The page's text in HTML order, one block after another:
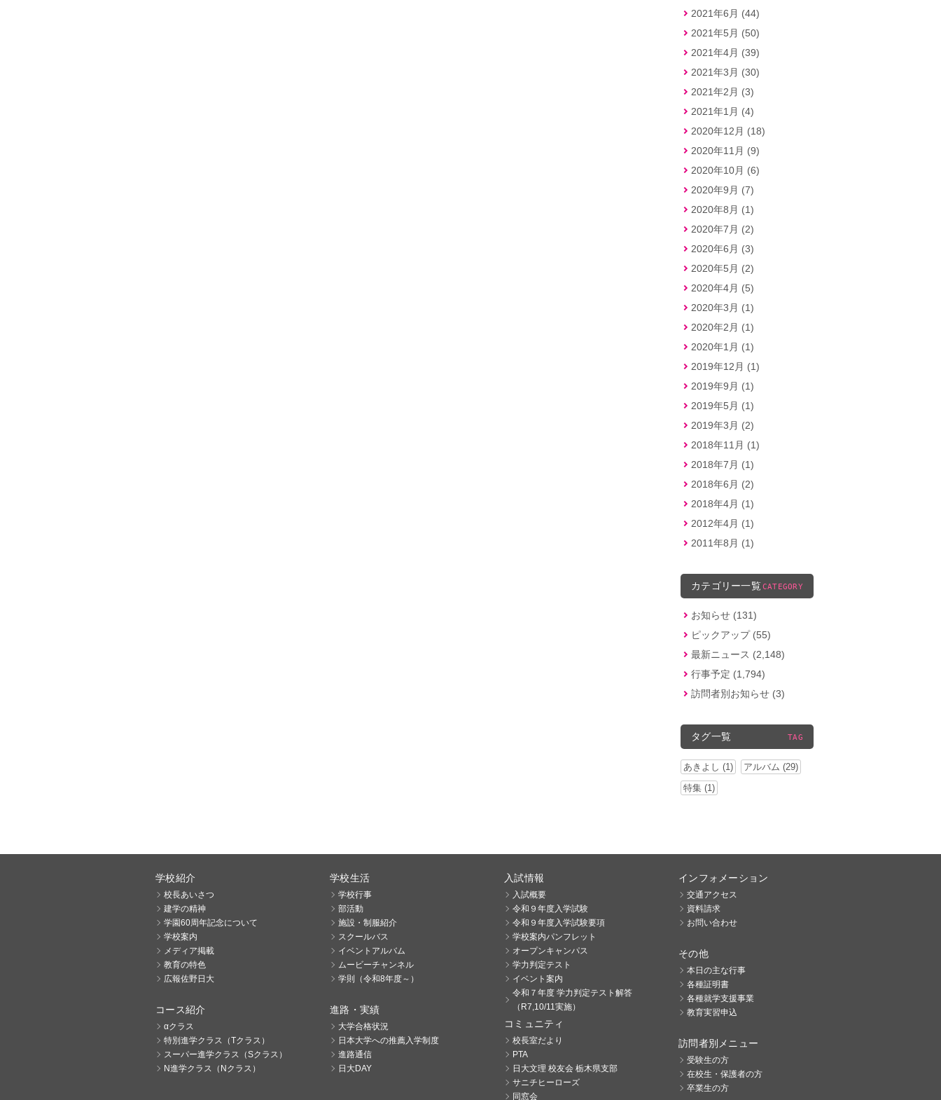
2021年6月 (44)
2021年5月 (50)
2021年4月 (39)
2021年3月 (30)
2021年2月 (3)
2021年1月 (4)
2020年12月 (18)
2020年11月 (9)
2020年10月 (6)
2020年9月 (7)
2020年8月 (1)
2020年7月 (2)
2020年6月 (3)
2020年5月 (2)
2020年4月 (5)
2020年3月 (1)
2020年2月 (1)
2020年1月 (1)
2019年12月 (1)
2019年9月 (1)
2019年5月 (1)
2019年3月 (2)
2018年11月 (1)
2018年7月 (1)
2018年6月 (2)
2018年4月 (1)
2012年4月 (1)
2011年8月 (1)
カテゴリー一覧 CATEGORY
お知らせ (131)
ピックアップ (55)
最新ニュース (2,148)
行事予定 (1,794)
訪問者別お知らせ (3)
タグ一覧 TAG
あきよし (1)
アルバム (29)
特集 (1)
学校紹介
校長あいさつ
建学の精神
学園60周年記念について
学校案内
メディア掲載
教育の特色
広報佐野日大
コース紹介
αクラス
特別進学クラス（Tクラス）
スーパー進学クラス（Sクラス）
N進学クラス（Nクラス）
学校生活
学校行事
部活動
施設・制服紹介
スクールバス
イベントアルバム
ムービーチャンネル
学則（令和8年度～）
進路・実績
大学合格状況
日本大学への推薦入学制度
進路通信
日大DAY
入試情報
入試概要
令和９年度入学試験
令和９年度入学試験要項
学校案内パンフレット
オープンキャンパス
学力判定テスト
イベント案内
令和７年度 学力判定テスト解答
（R7,10/11実施）
コミュニティ
校長室だより
PTA
日大文理 校友会 栃木県支部
サニチヒーローズ
同窓会
インフォメーション
交通アクセス
資料請求
お問い合わせ
その他
本日の主な行事
各種証明書
各種就学支援事業
教育実習申込
訪問者別メニュー
受験生の方
在校生・保護者の方
卒業生の方